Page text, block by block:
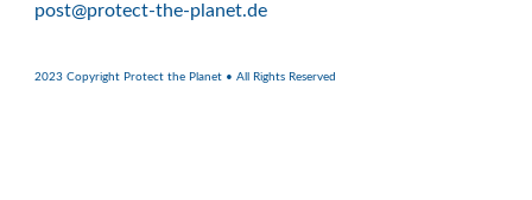
post@protect-the-planet.de
2023 Copyright Protect the Planet • All Rights Reserved